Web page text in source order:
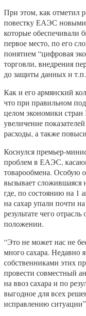
При этом, как отметил
повестку ЕАЭС
которые обеспечивали
первое место, по его
понятием “цифровая
торговли, внедрения
до защиты данных и т.п.
Как и его армянский
что при правильном
целом экономики
увеличение
расходы, а также
Коснулся премьер-
проблем в ЕАЭС,
товарообмена. Особую
вызывает сложившаяся
где, по состоянию на 1
на сахар упали почти
результате чего
положении.
“Это не может нас не
много сахара. Недавно
собственниками этих
провести совместный
на ввоз сахара и по
выгодное для всех
исправлению